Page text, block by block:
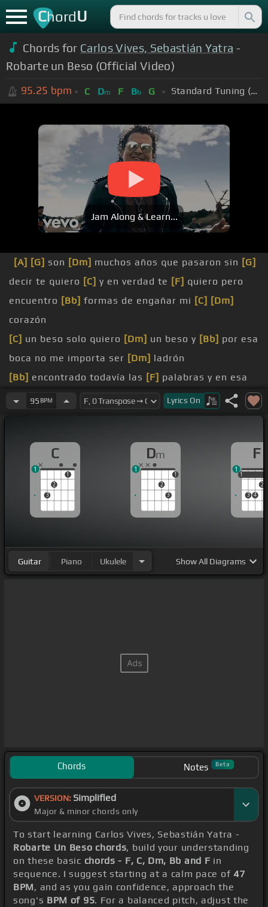
ChordU
Chords for Carlos Vives, Sebastián Yatra -
Robarte un Beso (Official Video)
95.25 bpm C Dm F Bb G Standard Tuning (EADGBE)
Jam Along & Learn...
[A] [G] son [Dm] muchos años que pasaron sin [G]
decir te quiero [C] y en verdad te [F] quiero pero
encuentro [Bb] formas de engañar mi [C] [Dm]
corazón
[C] un beso solo quiero [Dm] un beso y [Bb] por esa
boca no me importa ser [Dm] ladrón
[Bb] encontrado todavía las [F] palabras y en esa
noche no dije
[C] nada
mirada cuando por
el alma como un matenato[Dm]
de estos viejos
que no[Bb]excusan
sus alas déjame robarte[Dm]un beso que te
enamore[Bb] y tú no te vayas
no[Bb]gustaban
un beso que te
95 BPM Lyrics On
C
3
2
1
1
Dm
2
3
1
1
F
1
3 4
2
1
1
Guitar Piano Ukulele ShowAll Diagrams
Chords Notes Beta
VERSION: Simplified
Major & minor chords only
To start learning Carlos Vives, Sebastián Yatra -
Robarte Un Beso chords, build your understanding
on these basic chords - F, C, Dm, Bb and F in
sequence. I suggest starting at a calm pace of 47
BPM, and as you gain confidence, approach the
song's BPM of 95. For a balanced pitch, adjust the